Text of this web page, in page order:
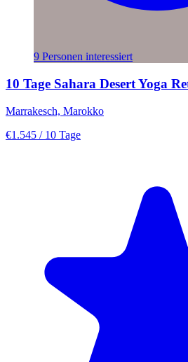
9 Personen interessiert
10 Tage Sahara Desert Yoga
Marrakesch, Marokko
€1.545 / 10 Tage